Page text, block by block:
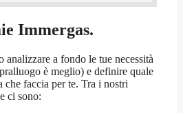
Immergas.
analizzare a fondo le tue necessità
è meglio) e definire quale
faccia per te. Tra i nostri
ci sono: